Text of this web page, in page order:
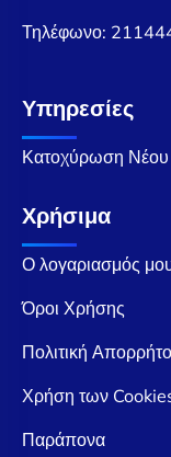
Τηλέφωνο:
Υπηρεσίες
Κατοχύρωση
Χρήσιμα
Ο λογαριασμός
Όροι Χρήσης
Πολιτική
Χρήση των
Παράπονα